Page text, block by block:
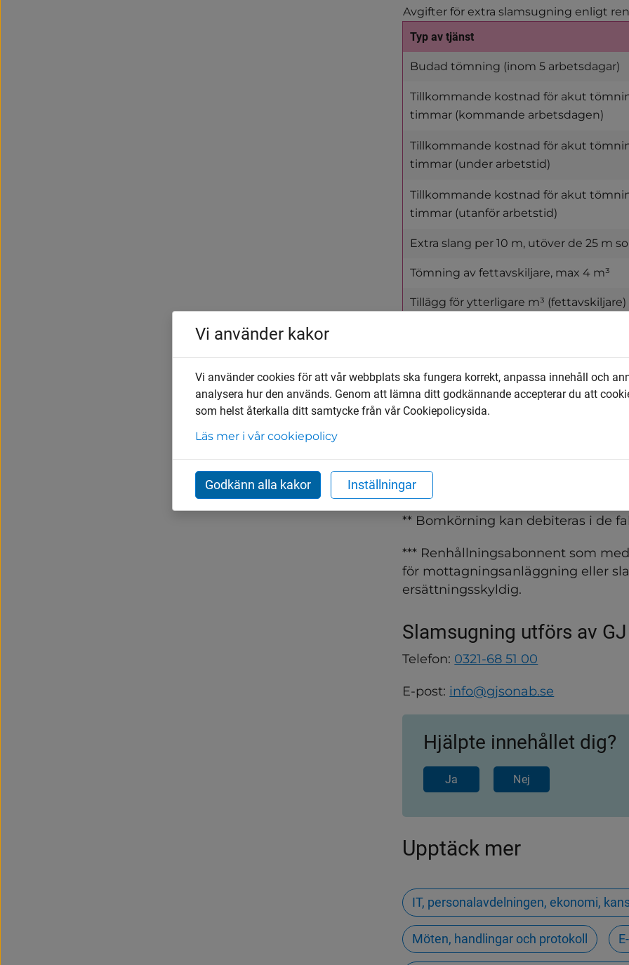
Avgifter för extra slamsugning enligt
Typ av tjänst
Budad tömning (inom 5 arbetsdagar)
Tillkommande kostnad för akut
timmar (kommande arbetsdagen)
Tillkommande kostnad för akut
timmar (under arbetstid)
Tillkommande kostnad för akut
timmar (utanför arbetstid)
Extra slang per 10 m, utöver de 25 m
Tömning av fettavskiljare, max 4 m³
Tillägg för ytterligare m³ (fettavskiljare)
Tömning av minireningsverk
Tömning av mobil tank (exempelvis
Bomkörning**
* Om extra slanglängd medför
utrustning har entreprenören rätt
** Bomkörning kan debiteras i de
*** Renhållningsabonnent som
för mottagningsanläggning eller
ersättningsskyldig.
Slamsugning utförs av GJ
Telefon: 0321-68 51 00
E-post: info@gjsonab.se
Hjälpte innehållet dig?
Ja Nej
Upptäck mer
IT, personalavdelningen, ekonomi,
Möten, handlingar och protokoll
Vi använder kakor
Vi använder cookies för att vår webbplats ska fungera korrekt, anpassa innehåll och
analysera hur den används. Genom att lämna ditt godkännande accepterar du att
som helst återkalla ditt samtycke från vår Cookiepolicysida.
Läs mer i vår cookiepolicy
Godkänn alla kakor Inställningar